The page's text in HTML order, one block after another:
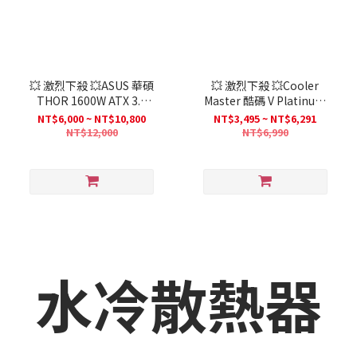
💥 激烈下殺 💥ASUS 華碩
THOR 1600W ATX 3.0
Titanium 電源供應器 /
80+鈦金+全模組 10年保固
NT$6,000 ~ NT$10,800
NT$12,000
💥 激烈下殺 💥Cooler
Master 酷碼 V Platinum
V2 1100W 白金/全模
組/ATX3.1/12年保(PCIe
NT$3,495 ~ NT$6,291
NT$6,990
水冷散熱器